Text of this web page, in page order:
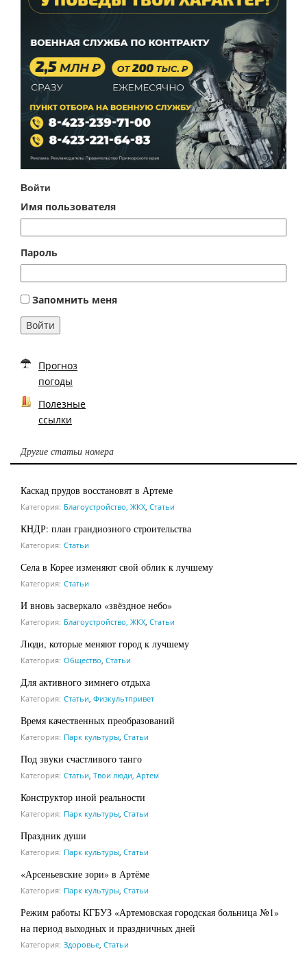
Войти
Имя пользователя
Пароль
Запомнить меня
Войти
Прогноз
погоды
Полезные
ссылки
Другие статьи номера
Каскад прудов восстановят в Артеме
Категория: Благоустройство, ЖКХ, Статьи
КНДР: план грандиозного строительства
Категория: Статьи
Села в Корее изменяют свой облик к лучшему
Категория: Статьи
И вновь засверкало «звёздное небо»
Категория: Благоустройство, ЖКХ, Статьи
Люди, которые меняют город к лучшему
Категория: Общество, Статьи
Для активного зимнего отдыха
Категория: Статьи, Физкультпривет
Время качественных преобразований
Категория: Парк культуры, Статьи
Под звуки счастливого танго
Категория: Статьи, Твои люди, Артем
Конструктор иной реальности
Категория: Парк культуры, Статьи
Праздник души
Категория: Парк культуры, Статьи
«Арсеньевские зори» в Артёме
Категория: Парк культуры, Статьи
Режим работы КГБУЗ «Артемовская городская больница №1»
на период выходных и праздничных дней
Категория: Здоровье, Статьи